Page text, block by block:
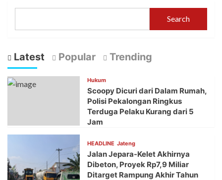
Search
Latest Popular Trending
Hukum
Scoopy Dicuri dari Dalam Rumah,
Polisi Pekalongan Ringkus
Terduga Pelaku Kurang dari 5
Jam
HEADLINE Jateng
Jalan Jepara-Kelet Akhirnya
Dibeton, Proyek Rp7,9 Miliar
Ditarget Rampung Akhir Tahun